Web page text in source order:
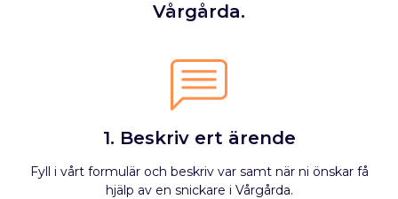
Vårgårda.
1. Beskriv ert ärende
Fyll i vårt formulär och beskriv var samt när ni önskar få
hjälp av en snickare i Vårgårda.